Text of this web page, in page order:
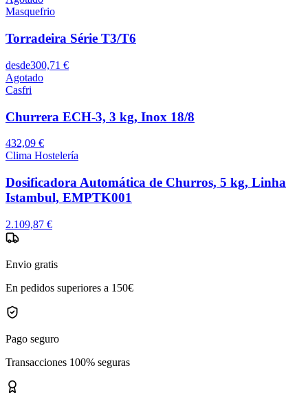
Masquefrio
Torradeira Série T3/T6
desde300,71 €
Agotado
Casfri
Churrera ECH-3, 3 kg, Inox 18/8
432,09 €
Clima Hostelería
Dosificadora Automática de Churros, 5 kg, Linha
Istambul, EMPTK001
2.109,87 €
Envio gratis
En pedidos superiores a 150€
Pago seguro
Transacciones 100% seguras